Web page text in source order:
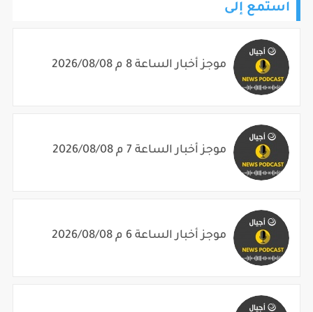
استمع إلى
موجز أخبار الساعة 8 م 2026/08/08
موجز أخبار الساعة 7 م 2026/08/08
موجز أخبار الساعة 6 م 2026/08/08